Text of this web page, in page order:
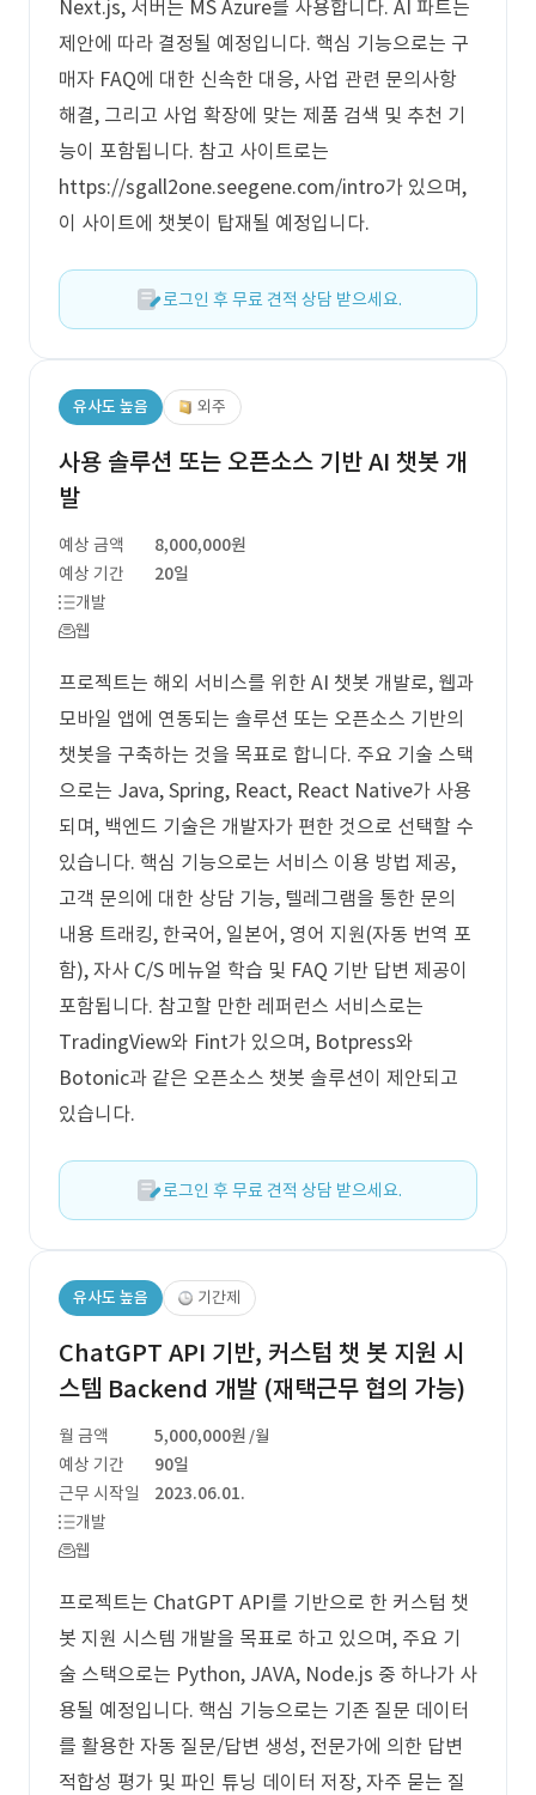
Next.js, 서버는 MS Azure를 사용합니다. AI 파트는
제안에 따라 결정될 예정입니다. 핵심 기능으로는 구
매자 FAQ에 대한 신속한 대응, 사업 관련 문의사항
해결, 그리고 사업 확장에 맞는 제품 검색 및 추천 기
능이 포함됩니다. 참고 사이트로는
https://sgall2one.seegene.com/intro가 있으며,
이 사이트에 챗봇이 탑재될 예정입니다.
로그인 후 무료 견적 상담 받으세요.
유사도 높음 외주
사용 솔루션 또는 오픈소스 기반 AI 챗봇 개
발
예상 금액
8,000,000원
예상 기간
20일
개발
웹
프로젝트는 해외 서비스를 위한 AI 챗봇 개발로, 웹과
모바일 앱에 연동되는 솔루션 또는 오픈소스 기반의
챗봇을 구축하는 것을 목표로 합니다. 주요 기술 스택
으로는 Java, Spring, React, React Native가 사용
되며, 백엔드 기술은 개발자가 편한 것으로 선택할 수
있습니다. 핵심 기능으로는 서비스 이용 방법 제공,
고객 문의에 대한 상담 기능, 텔레그램을 통한 문의
내용 트래킹, 한국어, 일본어, 영어 지원(자동 번역 포
함), 자사 C/S 메뉴얼 학습 및 FAQ 기반 답변 제공이
포함됩니다. 참고할 만한 레퍼런스 서비스로는
TradingView와 Fint가 있으며, Botpress와
Botonic과 같은 오픈소스 챗봇 솔루션이 제안되고
있습니다.
로그인 후 무료 견적 상담 받으세요.
유사도 높음 기간제
ChatGPT API 기반, 커스텀 챗 봇 지원 시
스템 Backend 개발 (재택근무 협의 가능)
월 금액 5,000,000원 /월
예상 기간
90일
근무 시작일
2023.06.01.
개발
웹
프로젝트는 ChatGPT API를 기반으로 한 커스텀 챗
봇 지원 시스템 개발을 목표로 하고 있으며, 주요 기
술 스택으로는 Python, JAVA, Node.js 중 하나가 사
용될 예정입니다. 핵심 기능으로는 기존 질문 데이터
를 활용한 자동 질문/답변 생성, 전문가에 의한 답변
적합성 평가 및 파인 튜닝 데이터 저장, 자주 묻는 질